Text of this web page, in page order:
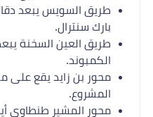
طريق السويس يبعد
بارك سنترال.
الكمبوند.
محور بن زايد يقع على
المشروع.
محور المشير طنطاوي